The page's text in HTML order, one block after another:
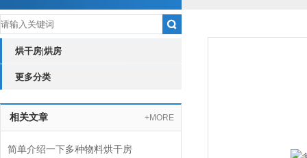
烘干房|烘房
更多分类
相关文章 +MORE
简单介绍一下多种物料烘干房